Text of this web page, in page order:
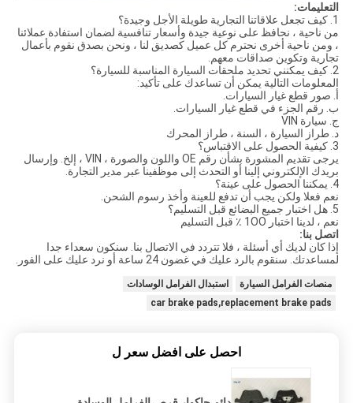
التعليمات:
1. كيف تجعل علاقاتنا التجارية طويلة الأجل وجيدة؟
من ناحية ، نحافظ على نوعية جيدة وأسعار تنافسية لضمان استفادة عملائنا
، ومن ناحية أخرى نحترم كل عميل كصديق لنا ، ونحن بصدق نقوم بأعمال
تجارية وتكوين صداقات معهم.
2. كيف يمكنني تحديد ملحقات السيارة المناسبة للسيارة؟
المعلومات التالية يمكن أن تساعدك على تأكيد:
أ. صور قطع غيار السيارات.
ب. رقم الجزء في قطع غيار السيارات.
ج. سيارة VIN
د. طراز السيارة ، السنة ، طراز المحرك
3. كيفية الحصول على الاقتباس؟
يرجى تقديم المشورة بشأن رقم OE واللون والصورة ، VIN ، إلخ. وإرسال
بريدك الإلكتروني إلينا أو التحدث إلى موظفينا عبر مدير التجارة.
4. يمكننا الحصول على عينة؟
نعم فعلا ولكن يجب أن تدفع للعينة وأخذ رسوم الشحن.
5. هل اختبار جميع البضائع قبل التسليم؟
نعم ، لدينا اختبار 1OO ٪ قبل التسليم
اتصل بنا:
إذا كان لديك أي أسئلة ، فلا تتردد في الاتصال بنا. سنكون سعداء جدا
لمساعدتك. سنقوم بالرد عليك في غضون 24 ساعة أو نرد عليك على الفور.
منصات الفرامل السيارة
استبدال الفرامل الوسادات
car brake pads,replacement brake pads
احصل على افضل سعر ل